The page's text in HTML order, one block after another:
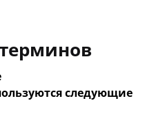
следующие